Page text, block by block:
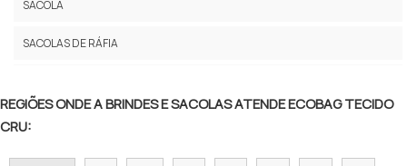
SACOLA ALGODÃO CRU 30X40
SACOLA
SACOLAS DE RÁFIA
SACOLAS ECOBAG
SACOLAS PLÁSTICAS
REGIÕES ONDE A BRINDES E SACOLAS ATENDE ECOBAG TECIDO
CRU: